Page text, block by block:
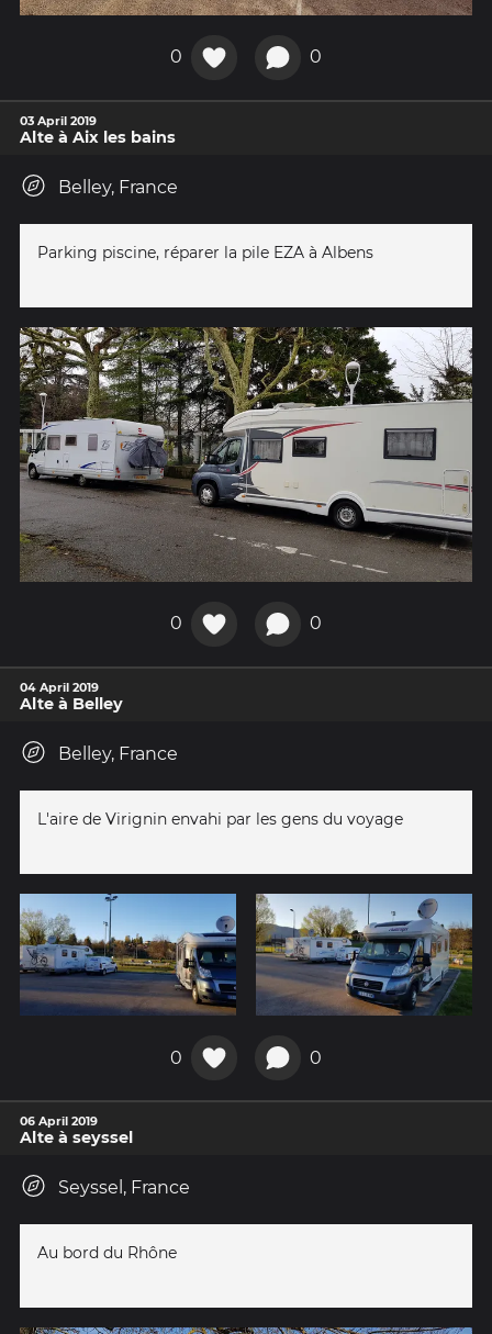
0 0
03 April 2019
Alte à Aix les bains
Belley, France
Parking piscine, réparer la pile EZA à Albens
0 0
04 April 2019
Alte à Belley
Belley, France
L'aire de Virignin envahi par les gens du voyage
0 0
06 April 2019
Alte à seyssel
Seyssel, France
Au bord du Rhône